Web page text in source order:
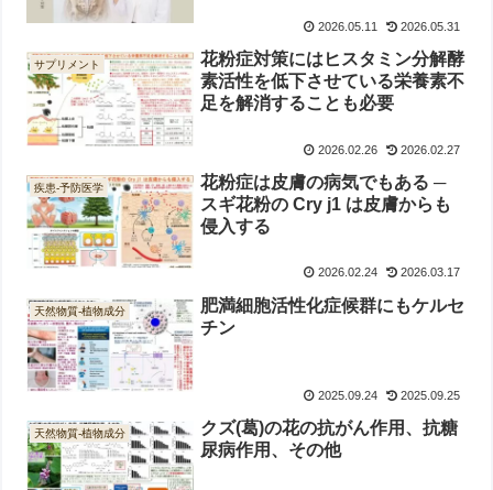
2026.05.11 2026.05.31
サプリメント
花粉症対策にはヒスタミン分解酵
素活性を低下させている栄養素不
足を解消することも必要
2026.02.26 2026.02.27
疾患-予防医学
花粉症は皮膚の病気でもある ─
スギ花粉の Cry j1 は皮膚からも
侵入する
2026.02.24 2026.03.17
天然物質-植物成分
肥満細胞活性化症候群にもケルセ
チン
2025.09.24 2025.09.25
天然物質-植物成分
クズ(葛)の花の抗がん作用、抗糖
尿病作用、その他